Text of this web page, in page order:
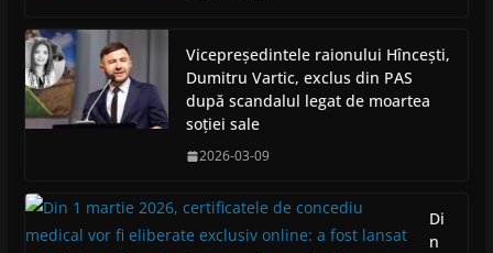
Vicepreședintele raionului Hîncești,
Dumitru Vartic, exclus din PAS
după scandalul legat de moartea
soției sale
2026-03-09
Di
n